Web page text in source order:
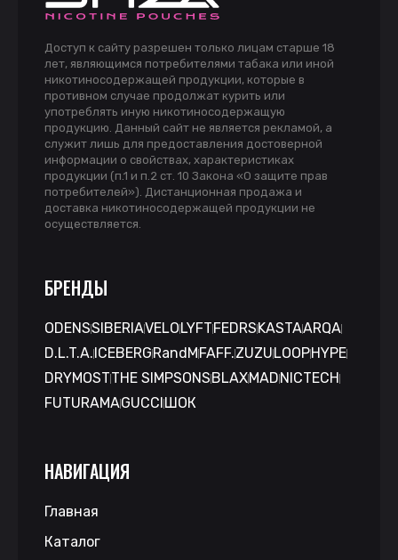
Доступ к сайту разрешен только лицам старше 18
лет, являющимся потребителями табака или иной
никотиносодержащей продукции, которые в
противном случае продолжат курить или
употреблять иную никотиносодержащую
продукцию. Данный сайт не является рекламой, а
служит лишь для предоставления достоверной
информации о свойствах, характеристиках
продукции (п.1 и п.2 ст. 10 Закона «О защите прав
потребителей»). Дистанционная продажа и
доставка никотиносодержащей продукции не
осуществляется.
БРЕНДЫ
ODENSSIBERIAVELO LYFT FEDRS KASTAARQA
D.L.T.A. ICEBERG RandM FAFF.ZUZU LOOPHYPE
DRYMOSTTHE SIMPSONS BLAXMAD NICTECH
FUTURAMAGUCCI ШОК
НАВИГАЦИЯ
Главная
Каталог